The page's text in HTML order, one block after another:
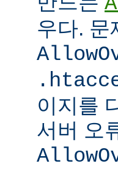
우다. 문
이지를
서버 오